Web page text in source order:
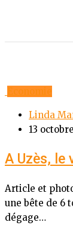
Economie
Linda
13
A Uzès, le
Article et
une bête de 6
dégage…